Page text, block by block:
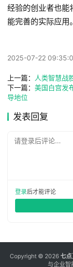
I
知
服
务
经验的创业者也能
能完善的实际应用。
2025-07-22
上一篇：
人类智慧战
下一篇： 美国白宫发
导地位
发表回复
请登录后评论...
登录后才能评论
Copyright © 2026 七
与企业智